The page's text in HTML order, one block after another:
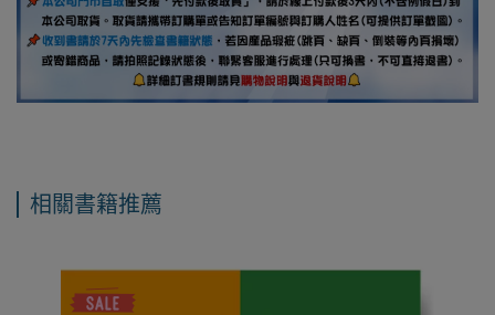
相關書籍推薦